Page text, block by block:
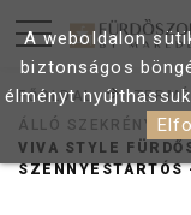
FŐOLDAL
ÁLLÓ SZEKRÉNY
VIVA STYLE
A weboldalon
biztonságos
élményt